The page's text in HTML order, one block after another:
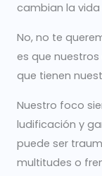
cambian la vida
No, no te
es que
que tienen
Nuestro foco
ludificación y
puede ser
multitudes o